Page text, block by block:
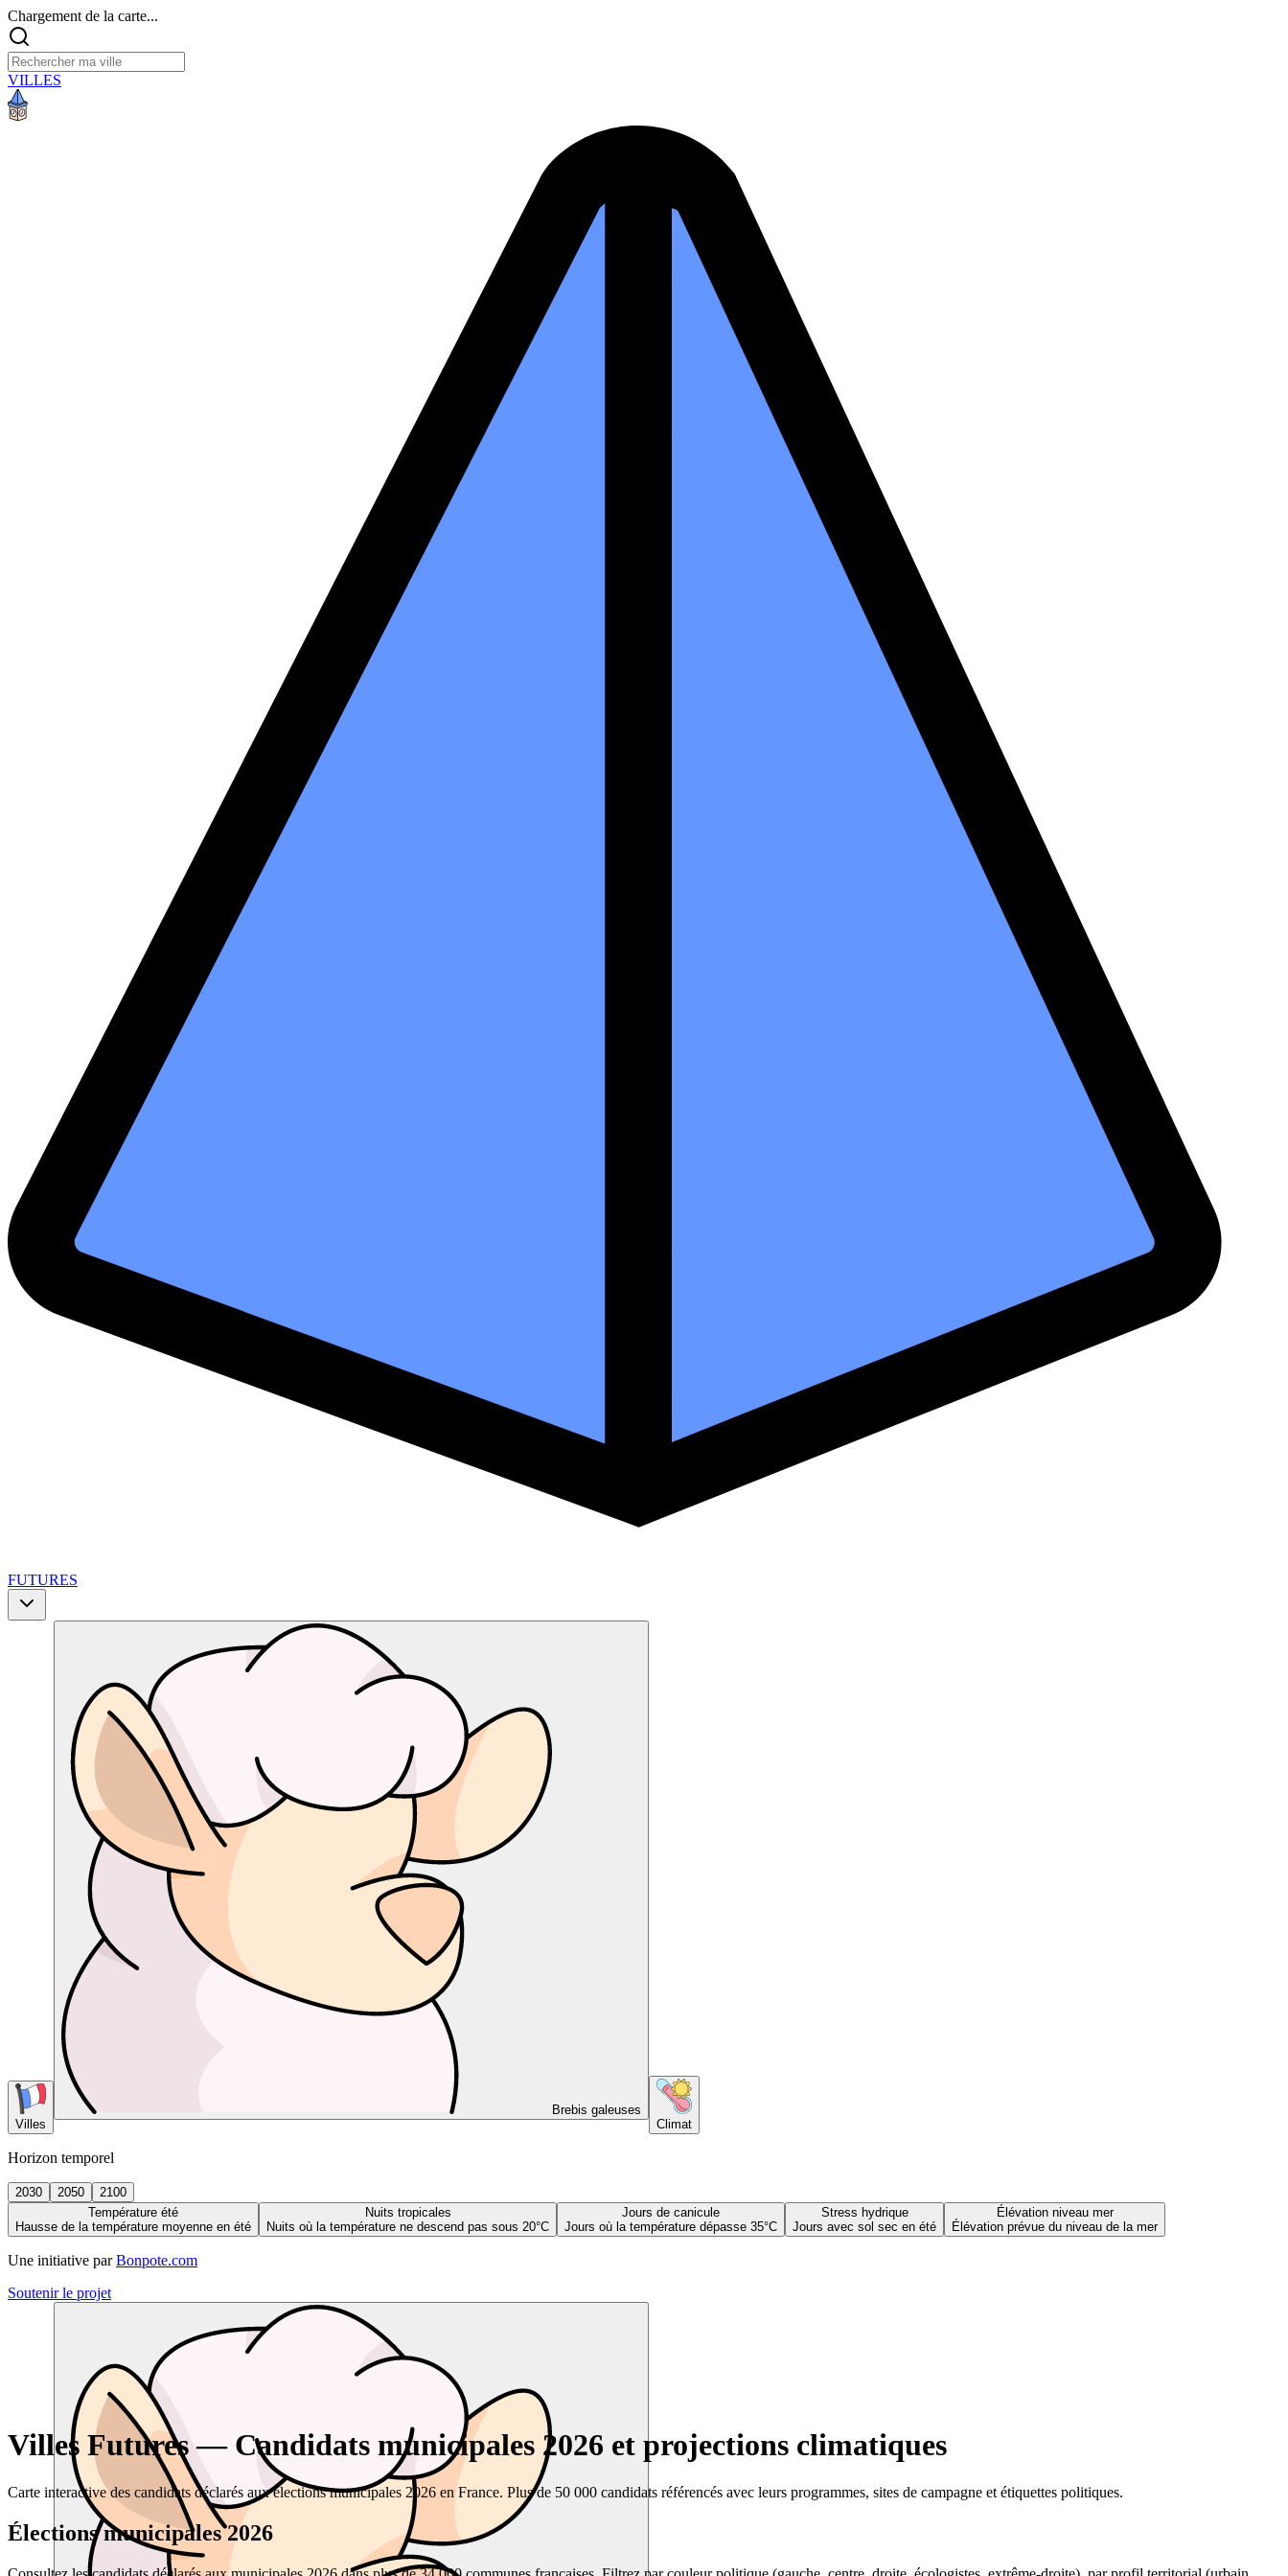
Chargement de la carte...
VILLES
FUTURES
Villes
Brebis galeuses
Climat
Horizon temporel
2030 2050
2100
Température été
Hausse de la température moyenne en été
Nuits tropicales
Nuits où la température ne descend pas sous 20°C
Jours de canicule
Jours où la température dépasse 35°C
Stress hydrique
Jours avec sol sec en été
Élévation niveau mer
Élévation prévue du niveau de la mer
Une initiative par Bonpote.com
Soutenir le projet
Villes Futures — Candidats municipales 2026 et projections climatiques
Carte interactive des candidats déclarés aux élections municipales 2026 en France. Plus de 50 000 candidats référencés avec leurs programmes, sites de campagne et étiquettes politiques.
Élections municipales 2026